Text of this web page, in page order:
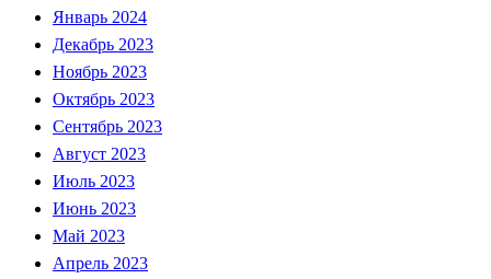
Январь 2024
Декабрь 2023
Ноябрь 2023
Октябрь 2023
Сентябрь 2023
Август 2023
Июль 2023
Июнь 2023
Май 2023
Апрель 2023